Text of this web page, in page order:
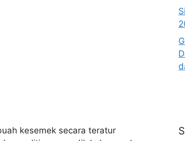
kesemek secara teratur